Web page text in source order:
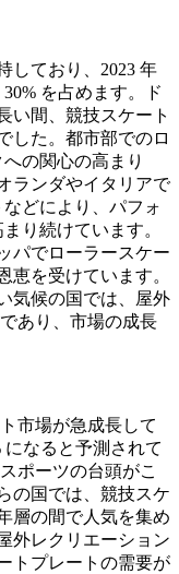
しており、2023 年
を占めます。ド
い間、競技スケート
した。都市部でのロ
の関心の高まり
ランダやイタリアで
どにより、パフォ
り続けています。
パでローラースケー
恵を受けています。
気候の国では、屋外
あり、市場の成長
市場が急成長して
になると予測されて
ポーツの台頭がこ
の国では、競技スケ
層の間で人気を集め
外レクリエーション
トプレートの需要が